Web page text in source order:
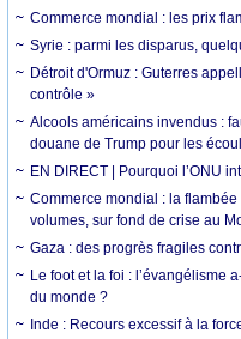
Commerce mondial : les prix
Syrie : parmi les disparus,
Détroit d'Ormuz : Guterres
contrôle »
Alcools américains invendus :
douane de Trump pour les
EN DIRECT | Pourquoi l’ONU
Commerce mondial : la
volumes, sur fond de crise au
Gaza : des progrès fragiles
Le foot et la foi : l’évangélisme
du monde ?
Inde : Recours excessif à la